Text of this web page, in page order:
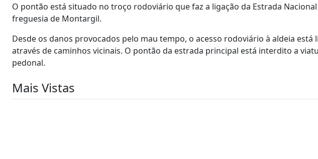
O pontão está situado no troço rodoviário que faz a ligação da Estrada
freguesia de Montargil.
Desde os danos provocados pelo mau tempo, o acesso rodoviário à aldeia
através de caminhos vicinais. O pontão da estrada principal está interdito a
pedonal.
Mais Vistas